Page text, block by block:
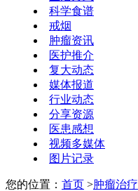
科学食谱
戒烟
肿瘤资讯
医护推介
复大动态
媒体报道
行业动态
分享资源
医患感想
视频多媒体
图片记录
您的位置： 首页 >肿瘤治疗